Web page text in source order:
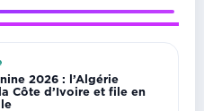
2026 : l’Algérie
Côte d’Ivoire et file en